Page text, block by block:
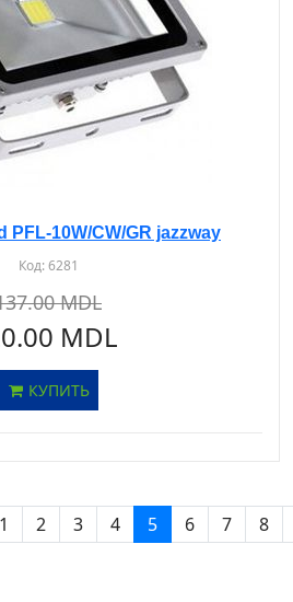
PFL-10W/CW/GR jazzway
Код:6281
MDL
MDL
КУПИТЬ
1 2 3 4 5 6 7 8